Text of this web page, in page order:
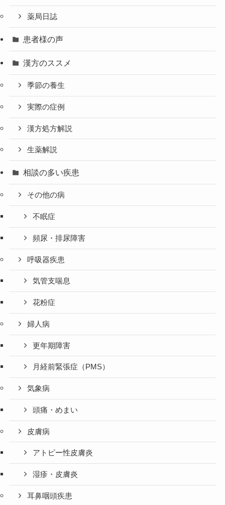
薬局日誌
患者様の声
漢方のススメ
季節の養生
実際の症例
漢方処方解説
生薬解説
相談の多い疾患
その他の病
不眠症
頻尿・排尿障害
呼吸器疾患
気管支喘息
花粉症
婦人病
更年期障害
月経前緊張症（PMS）
気象病
頭痛・めまい
皮膚病
アトピー性皮膚炎
湿疹・皮膚炎
耳鼻咽頭疾患